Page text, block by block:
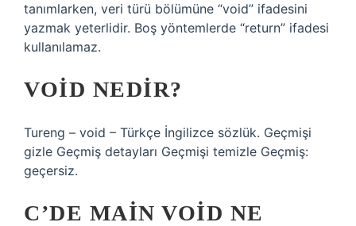
tanımlarken, veri türü bölümüne “void” ifadesini
yazmak yeterlidir. Boş yöntemlerde “return” ifadesi
kullanılamaz.
VOID NEDIR?
Tureng – void – Türkçe İngilizce sözlük. Geçmişi
gizle Geçmiş detayları Geçmişi temizle Geçmiş:
geçersiz.
C’DE MAIN VOID NE